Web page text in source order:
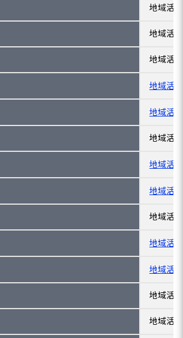
地域活
地域活
地域活
地域活
地域活
地域活
地域活
地域活
地域活
地域活
地域活
地域活
地域活